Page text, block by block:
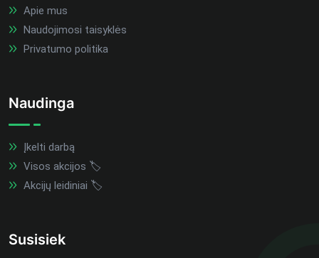
Apie mus
Naudojimosi taisyklės
Privatumo politika
Naudinga
Įkelti darbą
Visos akcijos 🏷️
Akcijų leidiniai 🏷️
Susisiek